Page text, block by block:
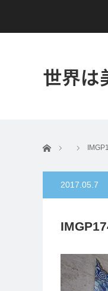
世界は
ホーム
2017.05.7